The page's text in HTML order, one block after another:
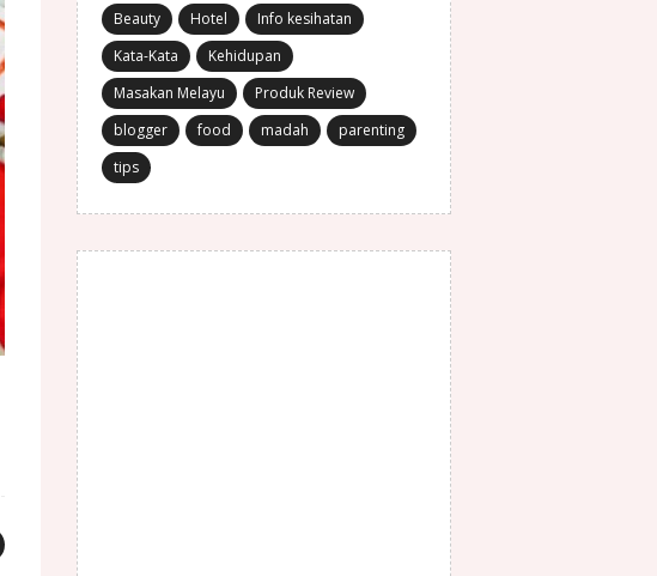
Beauty Hotel
Info kesihatan
Kata-Kata
Kehidupan
Masakan Melayu
Produk Review
blogger
food madah
parenting
tips